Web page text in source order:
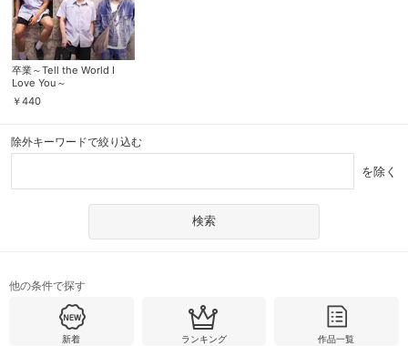
卒業～Tell the World I
Love You～
￥440
除外キーワードで絞り込む
を除く
他の条件で探す
新着 ランキング 作品一覧